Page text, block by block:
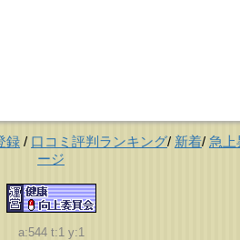
録 / 口コミ評判ランキング/ 新着/ 急上
ージ
a:544 t:1 y:1